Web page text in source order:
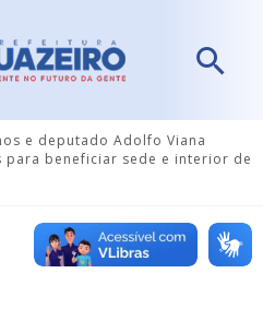
e deputado Adolfo Viana
para beneficiar sede e interior de